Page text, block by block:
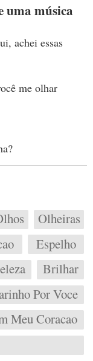
uma música
achei essas
me olhar
Olheiras
Espelho
Brilhar
Por Voce
Meu Coracao